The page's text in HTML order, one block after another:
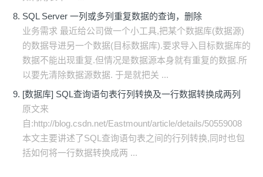
SQL Server 一列或多列重复数据的查询，删除
业务需求 最近给公司做一个小工具,把某个数据库(数据源)
的数据导进另一个数据(目标数据库).要求导入目标数据库的
数据不能出现重复.但情况是数据源本身就有重复的数据.所
以要先清除数据源数据. 于是就把关 ...
[数据库] SQL查询语句表行列转换及一行数据转换成两列
原文来
自:http://blog.csdn.net/Eastmount/article/details/50559008
本文主要讲述了SQL查询语句表之间的行列转换,同时也包
括如何将一行数据转换成两 ...